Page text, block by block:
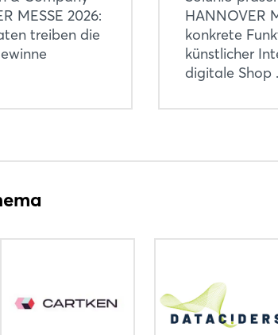
MESSE 2026:
treiben die
HANNOVER
konkrete
künstlicher
digitale Shop